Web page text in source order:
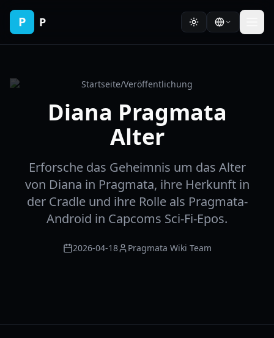
P P
Startseite/Veröffentlichung
Diana Pragmata
Alter
Erforsche das Geheimnis um das Alter
von Diana in Pragmata, ihre Herkunft in
der Cradle und ihre Rolle als Pragmata-
Android in Capcoms Sci-Fi-Epos.
2026-04-18 Pragmata Wiki Team